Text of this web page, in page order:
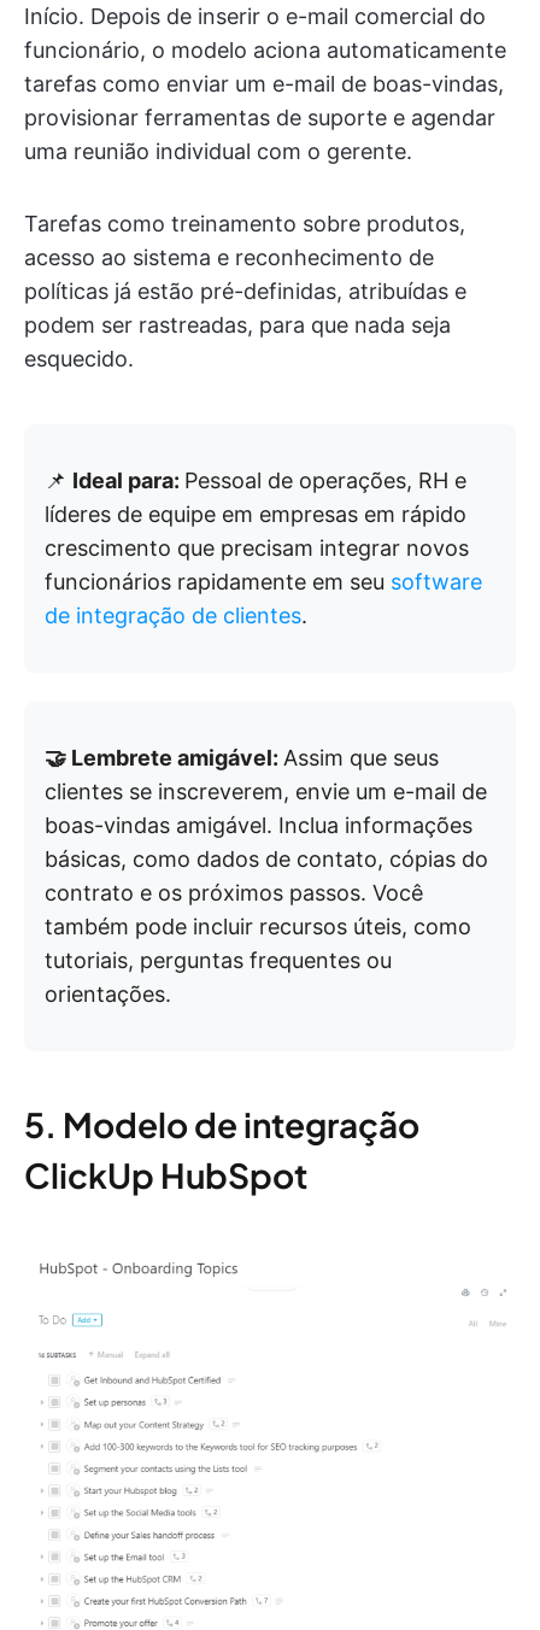
Início. Depois de inserir o e-mail comercial do
funcionário, o modelo aciona automaticamente
tarefas como enviar um e-mail de boas-vindas,
provisionar ferramentas de suporte e agendar
uma reunião individual com o gerente.
Tarefas como treinamento sobre produtos,
acesso ao sistema e reconhecimento de
políticas já estão pré-definidas, atribuídas e
podem ser rastreadas, para que nada seja
esquecido.
📌 Ideal para: Pessoal de operações, RH e
líderes de equipe em empresas em rápido
crescimento que precisam integrar novos
funcionários rapidamente em seu software
de integração de clientes.
🤝 Lembrete amigável: Assim que seus
clientes se inscreverem, envie um e-mail de
boas-vindas amigável. Inclua informações
básicas, como dados de contato, cópias do
contrato e os próximos passos. Você
também pode incluir recursos úteis, como
tutoriais, perguntas frequentes ou
orientações.
5. Modelo de integração
ClickUp HubSpot